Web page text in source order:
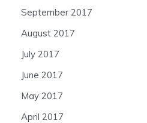
September 2017
August 2017
July 2017
June 2017
May 2017
April 2017